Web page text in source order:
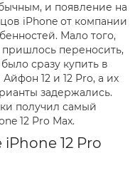
и появление на
iPhone от компании
Мало того,
переносить,
сразу купить в
12 и 12 Pro, а их
задержались.
получил самый
12 Pro Max.
12 Pro